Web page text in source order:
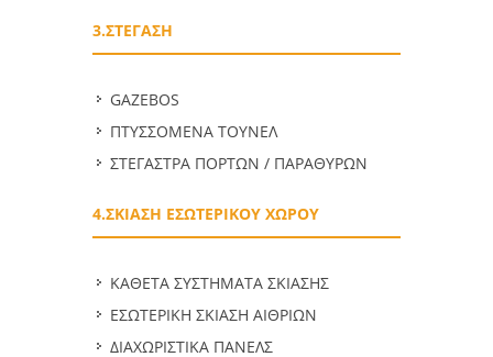
3.ΣΤΕΓΑΣΗ
GAZEBOS
ΠΤΥΣΣΟΜΕΝΑ ΤΟΥΝΕΛ
ΣΤΕΓΑΣΤΡΑ ΠΟΡΤΩΝ / ΠΑΡΑΘΥΡΩΝ
4.ΣΚΙΑΣΗ ΕΣΩΤΕΡΙΚΟΥ ΧΩΡΟΥ
ΚΑΘΕΤΑ ΣΥΣΤΗΜΑΤΑ ΣΚΙΑΣΗΣ
ΕΣΩΤΕΡΙΚΗ ΣΚΙΑΣΗ ΑΙΘΡΙΩΝ
ΔΙΑΧΩΡΙΣΤΙΚΑ ΠΑΝΕΛΣ